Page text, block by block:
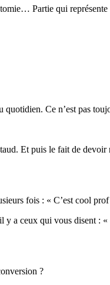
Partie qui
Ce n’est pas
Et puis le fait de
fois : « C’est cool
a ceux qui vous disent :
?